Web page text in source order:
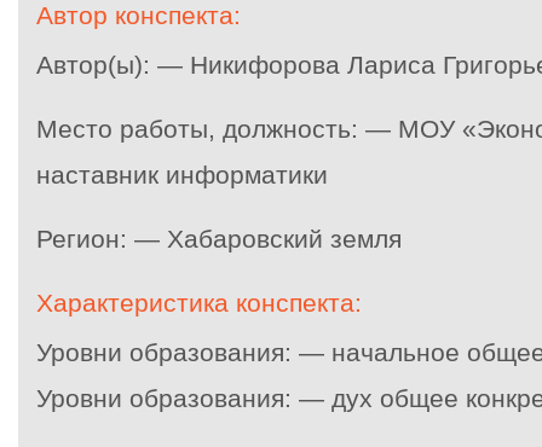
Автор конспекта:
Автор(ы): — Никифорова Лариса
Место работы, должность: — МОУ
наставник информатики
Регион: — Хабаровский земля
Характеристика конспекта:
Уровни образования: — начальное
Уровни образования: — дух общее